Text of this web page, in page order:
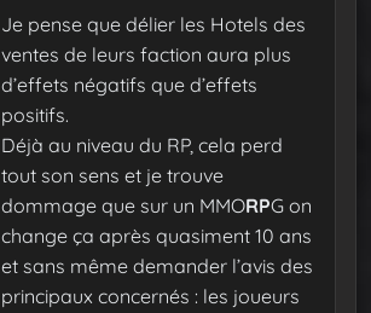
Je pense que délier les Hotels des
ventes de leurs faction aura plus
d’effets négatifs que d’effets
positifs.
Déjà au niveau du RP, cela perd
tout son sens et je trouve
dommage que sur un MMORPG on
change ça après quasiment 10 ans
et sans même demander l’avis des
principaux concernés : les joueurs